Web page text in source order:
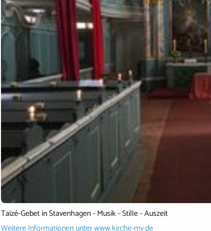
Taizé-Gebet in Stavenhagen - Musik - Stille - Auszeit
Weitere Informationen unterwww.kirche-mv.de